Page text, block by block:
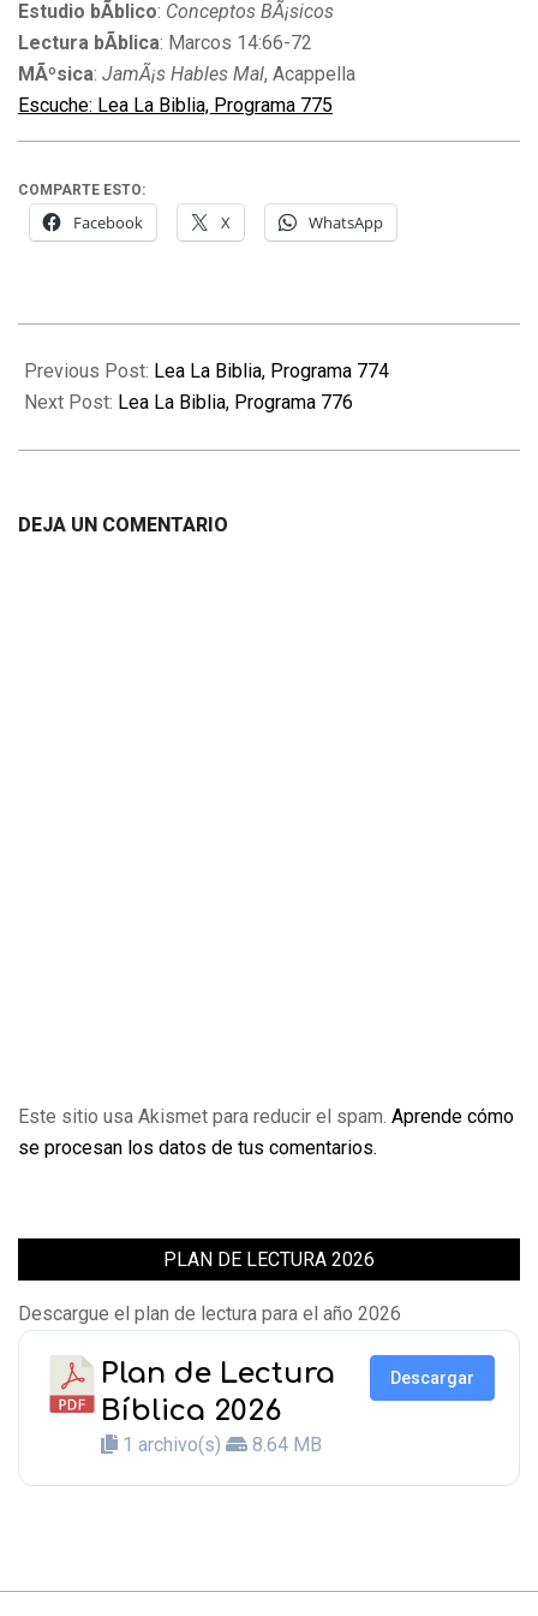
Estudio bÃ­blico: Conceptos BÃ¡sicos
Lectura bÃ­blica: Marcos 14:66-72
MÃºsica: JamÃ¡s Hables Mal, Acappella
Escuche: Lea La Biblia, Programa 775
COMPARTE ESTO:
Facebook X WhatsApp
02-
04
Previous Post: Lea La Biblia, Programa 774
Next Post: Lea La Biblia, Programa 776
DEJA UN COMENTARIO
Este sitio usa Akismet para reducir el spam. Aprende cómo
se procesan los datos de tus comentarios.
PLAN DE LECTURA 2026
Descargue el plan de lectura para el año 2026
Plan de Lectura
Bíblica 2026
1 archivo(s) 8.64 MB
Descargar